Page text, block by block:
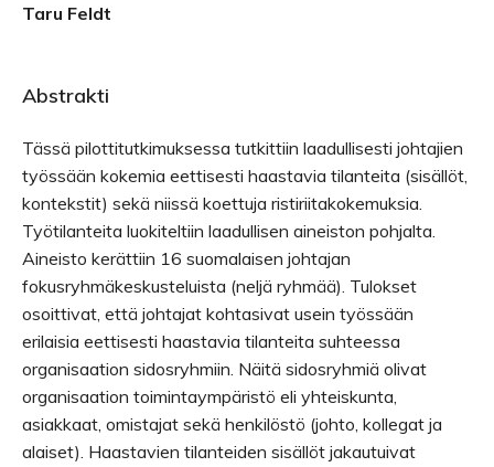
Taru Feldt
Abstrakti
Tässä pilottitutkimuksessa tutkittiin laadullisesti johtajien
työssään kokemia eettisesti haastavia tilanteita (sisällöt,
kontekstit) sekä niissä koettuja ristiriitakokemuksia.
Työtilanteita luokiteltiin laadullisen aineiston pohjalta.
Aineisto kerättiin 16 suomalaisen johtajan
fokusryhmäkeskusteluista (neljä ryhmää). Tulokset
osoittivat, että johtajat kohtasivat usein työssään
erilaisia eettisesti haastavia tilanteita suhteessa
organisaation sidosryhmiin. Näitä sidosryhmiä olivat
organisaation toimintaympäristö eli yhteiskunta,
asiakkaat, omistajat sekä henkilöstö (johto, kollegat ja
alaiset). Haastavien tilanteiden sisällöt jakautuivat